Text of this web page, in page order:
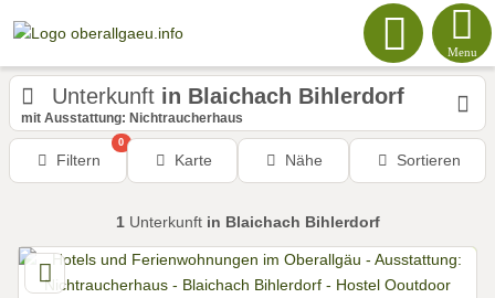
Menu
Unterkunft in Blaichach Bihlerdorf
mit Ausstattung: Nichtraucherhaus
Filtern
0
Karte Nähe Sortieren
1Unterkunft in Blaichach Bihlerdorf